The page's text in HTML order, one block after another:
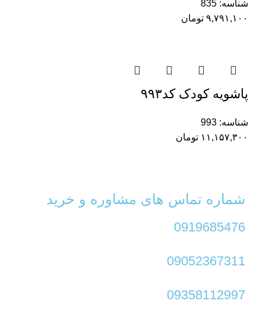
شناسه: 835
۹,۷۹۱,۱۰۰ تومان
پاشویه کودک کد۹۹۳
شناسه: 993
۱۱,۱۵۷,۳۰۰ تومان
شماره تماس های مشاوره و خرید
0919685476
09052367311
09358112997